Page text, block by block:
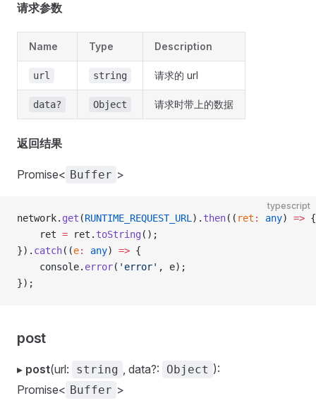
请求参数
Name Type Description
url string 请求的 url
data? Object 请求时带上的数据
返回结果
Promise< Buffer >
typescript
network. get (RUNTIME_REQUEST_URL ). then(( ret : any) => {
    ret
= ret. toString ();
}). catch((e: any) => {
    console.
error( 'error' , e);
});
post
▸ post(url: string , data?: Object ):
Promise< Buffer >